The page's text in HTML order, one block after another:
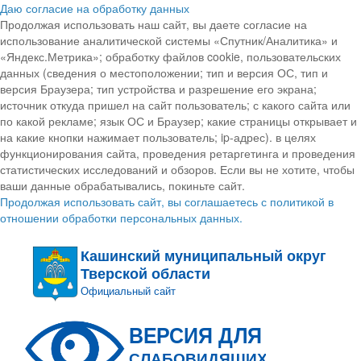
Даю согласие на обработку данных
Продолжая использовать наш сайт, вы даете согласие на
использование аналитической системы «Спутник/Аналитика» и
«Яндекс.Метрика»; обработку файлов cookie, пользовательских
данных (сведения о местоположении; тип и версия ОС, тип и
версия Браузера; тип устройства и разрешение его экрана;
источник откуда пришел на сайт пользователь; с какого сайта или
по какой рекламе; язык ОС и Браузер; какие страницы открывает и
на какие кнопки нажимает пользователь; ip-адрес). в целях
функционирования сайта, проведения ретаргетинга и проведения
статистических исследований и обзоров. Если вы не хотите, чтобы
ваши данные обрабатывались, покиньте сайт.
Продолжая использовать сайт, вы соглашаетесь с политикой в
отношении обработки персональных данных.